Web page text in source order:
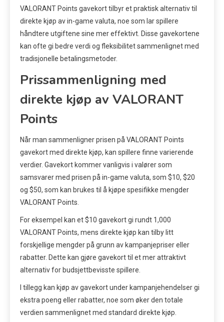
VALORANT Points gavekort tilbyr et praktisk alternativ til
direkte kjøp av in-game valuta, noe som lar spillere
håndtere utgiftene sine mer effektivt. Disse gavekortene
kan ofte gi bedre verdi og fleksibilitet sammenlignet med
tradisjonelle betalingsmetoder.
Prissammenligning med
direkte kjøp av VALORANT
Points
Når man sammenligner prisen på VALORANT Points
gavekort med direkte kjøp, kan spillere finne varierende
verdier. Gavekort kommer vanligvis i valører som
samsvarer med prisen på in-game valuta, som $10, $20
og $50, som kan brukes til å kjøpe spesifikke mengder
VALORANT Points.
For eksempel kan et $10 gavekort gi rundt 1,000
VALORANT Points, mens direkte kjøp kan tilby litt
forskjellige mengder på grunn av kampanjepriser eller
rabatter. Dette kan gjøre gavekort til et mer attraktivt
alternativ for budsjettbevisste spillere.
I tillegg kan kjøp av gavekort under kampanjehendelser gi
ekstra poeng eller rabatter, noe som øker den totale
verdien sammenlignet med standard direkte kjøp.